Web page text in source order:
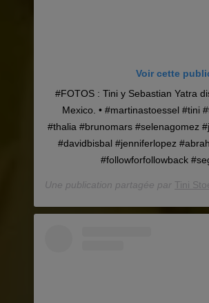
Voir cette
#FOTOS : Tini y Sebastian Yatra
Mexico. • #martinastoessel #tini
#thalia #brunomars #selenagomez
#davidbisbal #jenniferlopez
#followforfollowback
Une publication partagée par Tini